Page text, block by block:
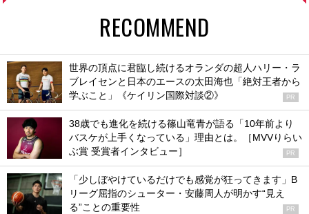
RECOMMEND
世界の頂点に君臨し続けるオランダの超人ハリー・ラ
ブレイセンと日本のエースの太田海也「絶対王者から
学ぶこと」《ケイリン国際対談②》
PR
38歳でも進化を続ける篠山竜青が語る「10年前より
バスケが上手くなっている」理由とは。［MVVりらい
ぶ賞 受賞者インタビュー］
PR
「少しぼやけているだけでも感覚が狂ってきます」B
リーグ屈指のシューター・安藤周人が明かす“見え
る”ことの重要性
PR